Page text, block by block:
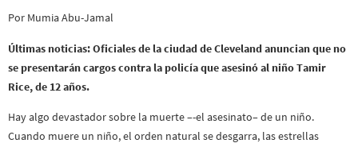
Por Mumia Abu-Jamal
Últimas noticias: Oficiales de la ciudad de Cleveland anuncian que no
se presentarán cargos contra la policía que asesinó al niño Tamir
Rice, de 12 años.
Hay algo devastador sobre la muerte –-el asesinato– de un niño.
Cuando muere un niño, el orden natural se desgarra, las estrellas